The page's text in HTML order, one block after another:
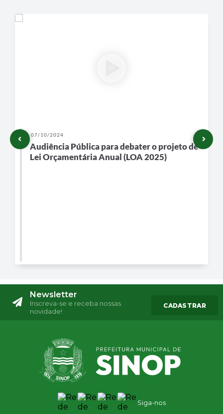
07/10/2024
Audiência Pública para debater o projeto de
Lei Orçamentária Anual (LOA 2025)
Newsletter
Inscreva-se e receba nossas
novidade!
CADASTRAR
Siga-nos